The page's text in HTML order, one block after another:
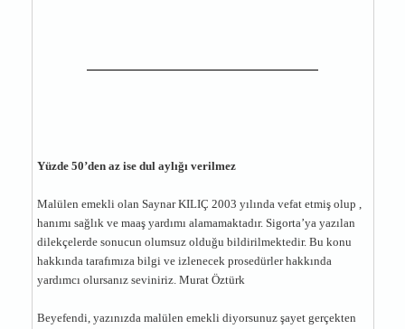
Yüzde 50’den az ise dul aylığı verilmez
Malülen emekli olan Saynar KILIÇ 2003 yılında vefat etmiş olup ,
hanımı sağlık ve maaş yardımı alamamaktadır. Sigorta’ya yazılan
dilekçelerde sonucun olumsuz olduğu bildirilmektedir. Bu konu
hakkında tarafımıza bilgi ve izlenecek prosedürler hakkında
yardımcı olursanız seviniriz. Murat Öztürk
Beyefendi, yazınızda malülen emekli diyorsunuz şayet gerçekten